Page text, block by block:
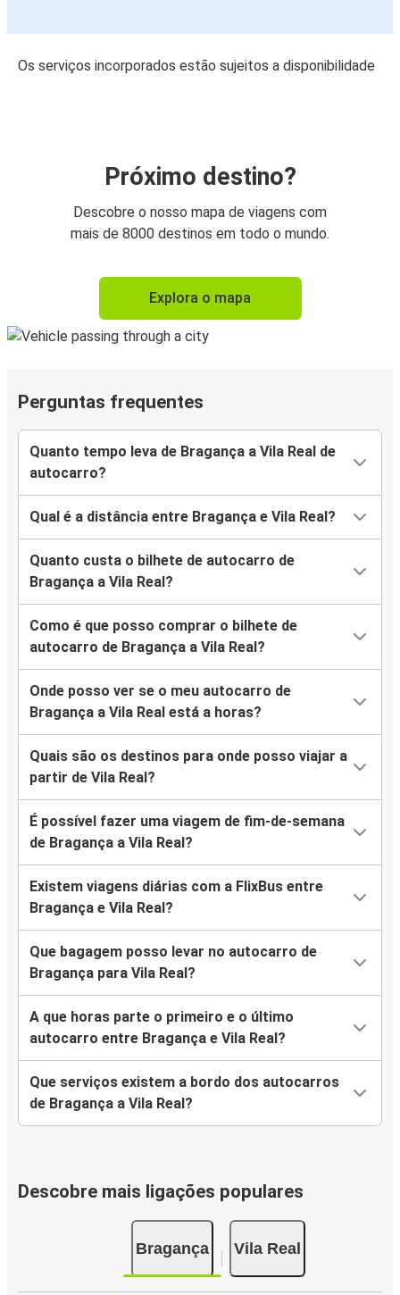
Os serviços incorporados estão sujeitos a disponibilidade
Próximo destino?
Descobre o nosso mapa de viagens com
mais de 8000 destinos em todo o mundo.
Explora o mapa
Perguntas frequentes
Quanto tempo leva de Bragança a Vila Real de
autocarro?
Qual é a distância entre Bragança e Vila Real?
Quanto custa o bilhete de autocarro de
Bragança a Vila Real?
Como é que posso comprar o bilhete de
autocarro de Bragança a Vila Real?
Onde posso ver se o meu autocarro de
Bragança a Vila Real está a horas?
Quais são os destinos para onde posso viajar a
partir de Vila Real?
É possível fazer uma viagem de fim-de-semana
de Bragança a Vila Real?
Existem viagens diárias com a FlixBus entre
Bragança e Vila Real?
Que bagagem posso levar no autocarro de
Bragança para Vila Real?
A que horas parte o primeiro e o último
autocarro entre Bragança e Vila Real?
Que serviços existem a bordo dos autocarros
de Bragança a Vila Real?
Descobre mais ligações populares
Bragança Vila Real